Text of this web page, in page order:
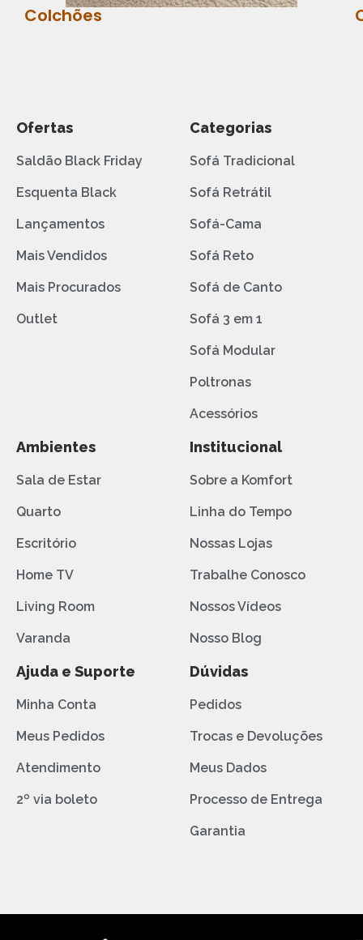
Colchões
Ofertas
Saldão Black Friday
Esquenta Black
Lançamentos
Mais Vendidos
Mais Procurados
Outlet
Categorias
Sofá Tradicional
Sofá Retrátil
Sofá-Cama
Sofá Reto
Sofá de Canto
Sofá 3 em 1
Sofá Modular
Poltronas
Acessórios
Ambientes
Sala de Estar
Quarto
Escritório
Home TV
Living Room
Varanda
Institucional
Sobre a Komfort
Linha do Tempo
Nossas Lojas
Trabalhe Conosco
Nossos Vídeos
Nosso Blog
Ajuda e Suporte
Minha Conta
Meus Pedidos
Atendimento
2º via boleto
Dúvidas
Pedidos
Trocas e Devoluções
Meus Dados
Processo de Entrega
Garantia